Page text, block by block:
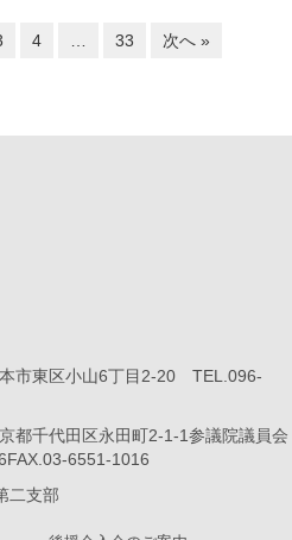
4 33 次へ »
本市東区小山6丁目2-20 TEL.096-
都千代田区永田町2-1-1参議院議員会
6551-1016
二支部